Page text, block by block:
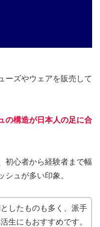
ーズやウェアを販売して
の構造が日本人の足に合
初心者から経験者まで幅
シュが多い印象。
したものも多く、派手
生にもおすすめです。